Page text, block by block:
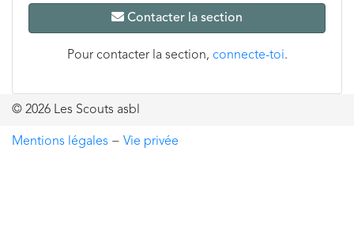
Contacter la section
Pour contacter la section, connecte-toi.
© 2026 Les Scouts asbl
Mentions légales − Vie privée